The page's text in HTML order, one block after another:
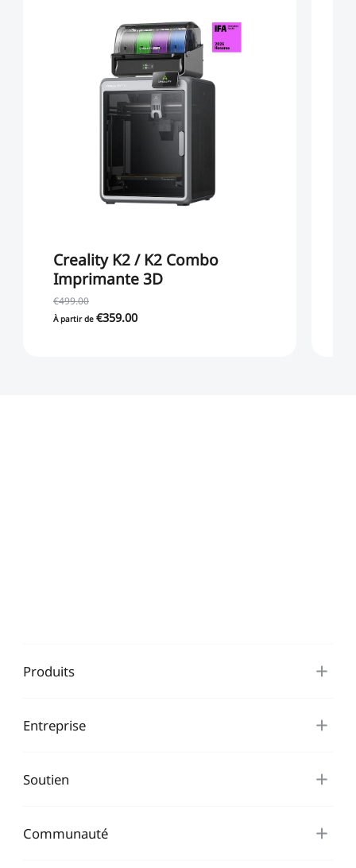
Creality K2 / K2 Combo
Imprimante 3D
€499.00
À partir de €359.00
Produits
Entreprise
Soutien
Communauté